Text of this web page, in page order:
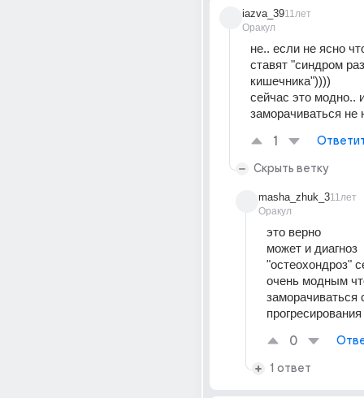
iazva_39
Оракул
11лет
не.. если не ясно
ставят "синдром
кишечника"))))
сейчас это модно..
заморачиваться не
1
Скрыть ветку
masha_zhuk_3
Оракул
11лет
это верно
может и диагноз
"остеохондроз"
очень модным
заморачиваться
0
1 ответ